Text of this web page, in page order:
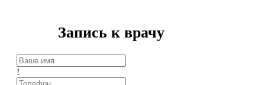
Запись к врачу
!